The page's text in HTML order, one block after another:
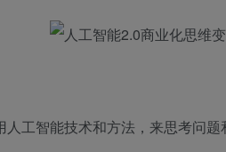
工智能技术和方法，来思考问题